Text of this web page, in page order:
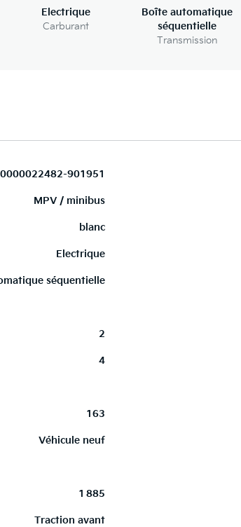
Electrique
Carburant
Boîte automatique
séquentielle
Transmission
901951
MPV / minibus
blanc
Electrique
séquentielle
2
4
163
Véhicule neuf
1 885
Traction avant